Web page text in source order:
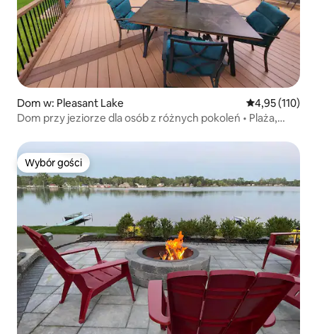
Dom w: Pleasant Lake Średnia
4,95 (110)
Dom przy jeziorze dla osób z różnych pokoleń • Plaża,
Wybór gości
Wybór gości